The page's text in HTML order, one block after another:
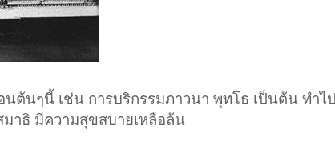
ต้นๆนี้ เช่น การบริกรรมภาวนา พุทโธ เป็นต้น ทำไ
าธิ มีความสุขสบายเหลือล้น